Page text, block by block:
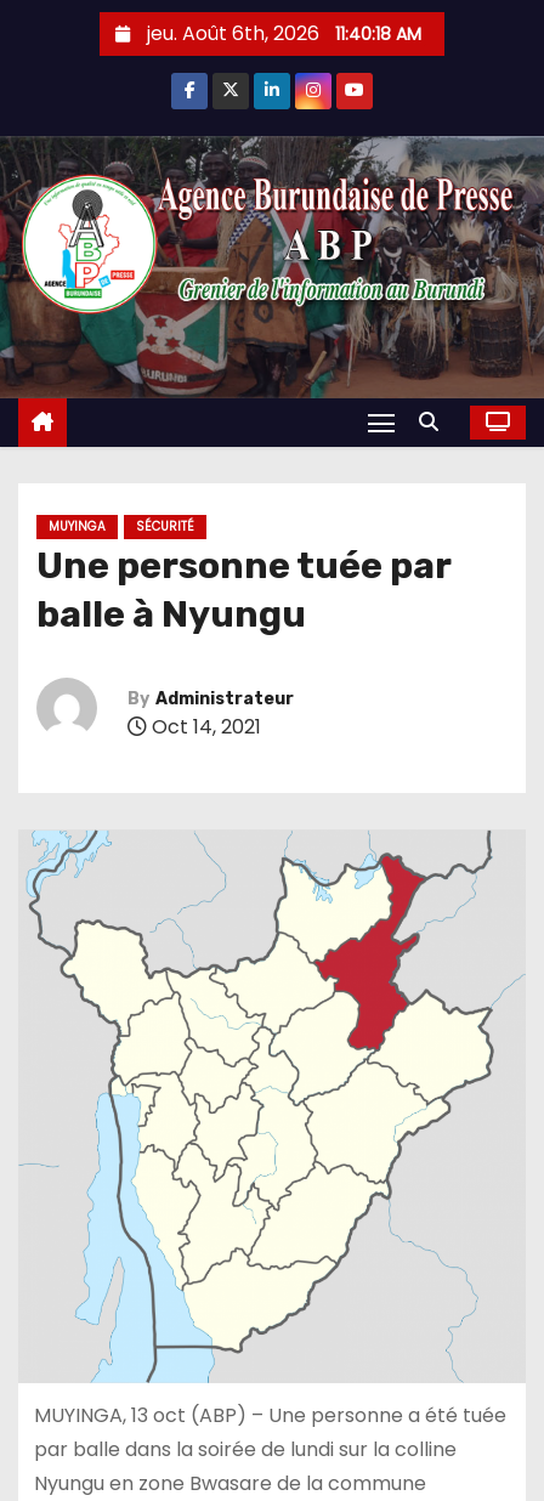
jeu. Août 6th, 2026 11:40:18 AM
MUYINGA SÉCURITÉ
Une personne tuée par
balle à Nyungu
By Administrateur
Oct 14, 2021
MUYINGA, 13 oct (ABP) – Une personne a été tuée
par balle dans la soirée de lundi sur la colline
Nyungu en zone Bwasare de la commune